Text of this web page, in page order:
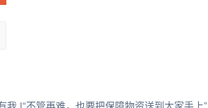
我 |“不管再难，也要把保障物资送到大家手上”